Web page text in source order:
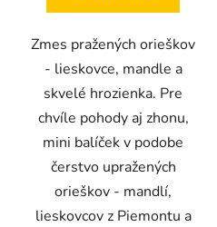
Zmes pražených orieškov
- lieskovce, mandle a
skvelé hrozienka. Pre
chvíle pohody aj zhonu,
mini balíček v podobe
čerstvo upražených
orieškov - mandlí,
lieskovcov z Piemontu a